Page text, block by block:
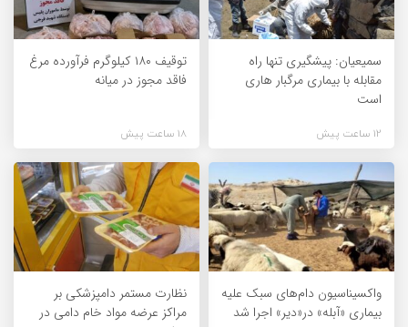
سمیعیان: پیشگیری تنها راه
مقابله با بیماری مرگبار هاری
است
12 ساعت پیش
توقیف ۱۸۰ کیلوگرم فرآورده مرغ
فاقد مجوز در میانه
18 ساعت پیش
واکسیناسیون دام‌های سبک علیه
بیماری «آبله» در«دیر» اجرا شد
نظارت مستمر دامپزشکی بر
مراکز عرضه مواد خام دامی در